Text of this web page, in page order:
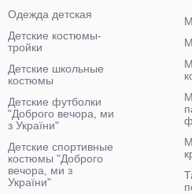
Одежда детская
Детские костюмы-
тройки
Детские школьные
костюмы
Детские футболки
"Доброго вечора, ми
з України"
Детские спортивные
костюмы "Доброго
вечора, ми з
України"